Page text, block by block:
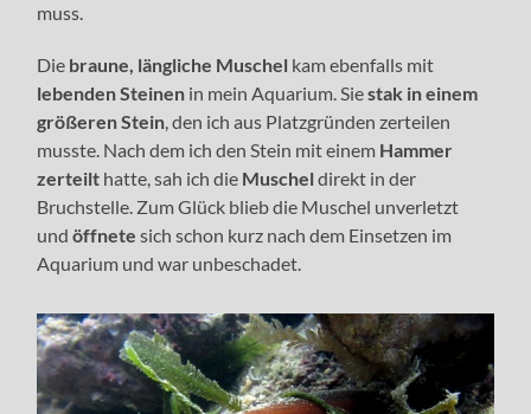
muss.
Die braune, längliche Muschel kam ebenfalls mit
lebenden Steinen in mein Aquarium. Siestak in einem
größeren Stein, den ich aus Platzgründen zerteilen
musste. Nach dem ich den Stein mit einem Hammer
zerteilt hatte, sah ich die Muscheldirekt in der
Bruchstelle. Zum Glück blieb die Muschel unverletzt
und öffnete sich schon kurz nach dem Einsetzen im
Aquarium und war unbeschadet.